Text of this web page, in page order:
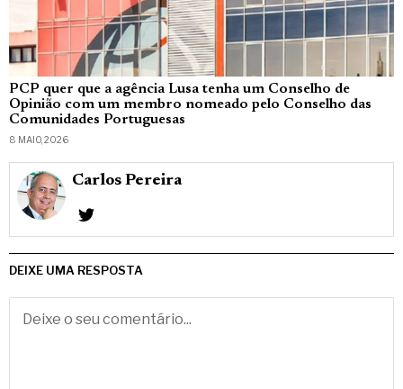
PCP quer que a agência Lusa tenha um Conselho de
Opinião com um membro nomeado pelo Conselho das
Comunidades Portuguesas
8 MAIO, 2026
Carlos Pereira
DEIXE UMA RESPOSTA